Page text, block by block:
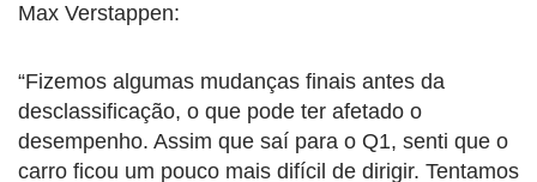
Max Verstappen:
“Fizemos algumas mudanças finais antes da
desclassificação, o que pode ter afetado o
desempenho. Assim que saí para o Q1, senti que o
carro ficou um pouco mais difícil de dirigir. Tentamos